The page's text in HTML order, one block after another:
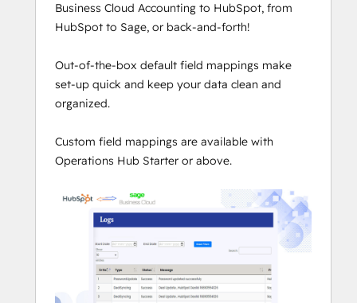
Business Cloud Accounting to HubSpot, from
HubSpot to Sage, or back-and-forth!
Out-of-the-box default field mappings make
set-up quick and keep your data clean and
organized.
Custom field mappings are available with
Operations Hub Starter or above.